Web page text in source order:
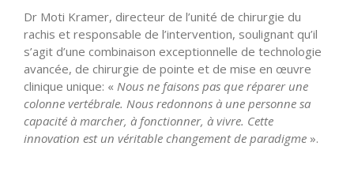
Dr Moti Kramer, directeur de l’unité de chirurgie du
rachis et responsable de l’intervention, soulignant qu’il
s’agit d’une combinaison exceptionnelle de technologie
avancée, de chirurgie de pointe et de mise en œuvre
clinique unique: « Nous ne faisons pas que réparer une
colonne vertébrale. Nous redonnons à une personne sa
capacité à marcher, à fonctionner, à vivre. Cette
innovation est un véritable changement de paradigme ».